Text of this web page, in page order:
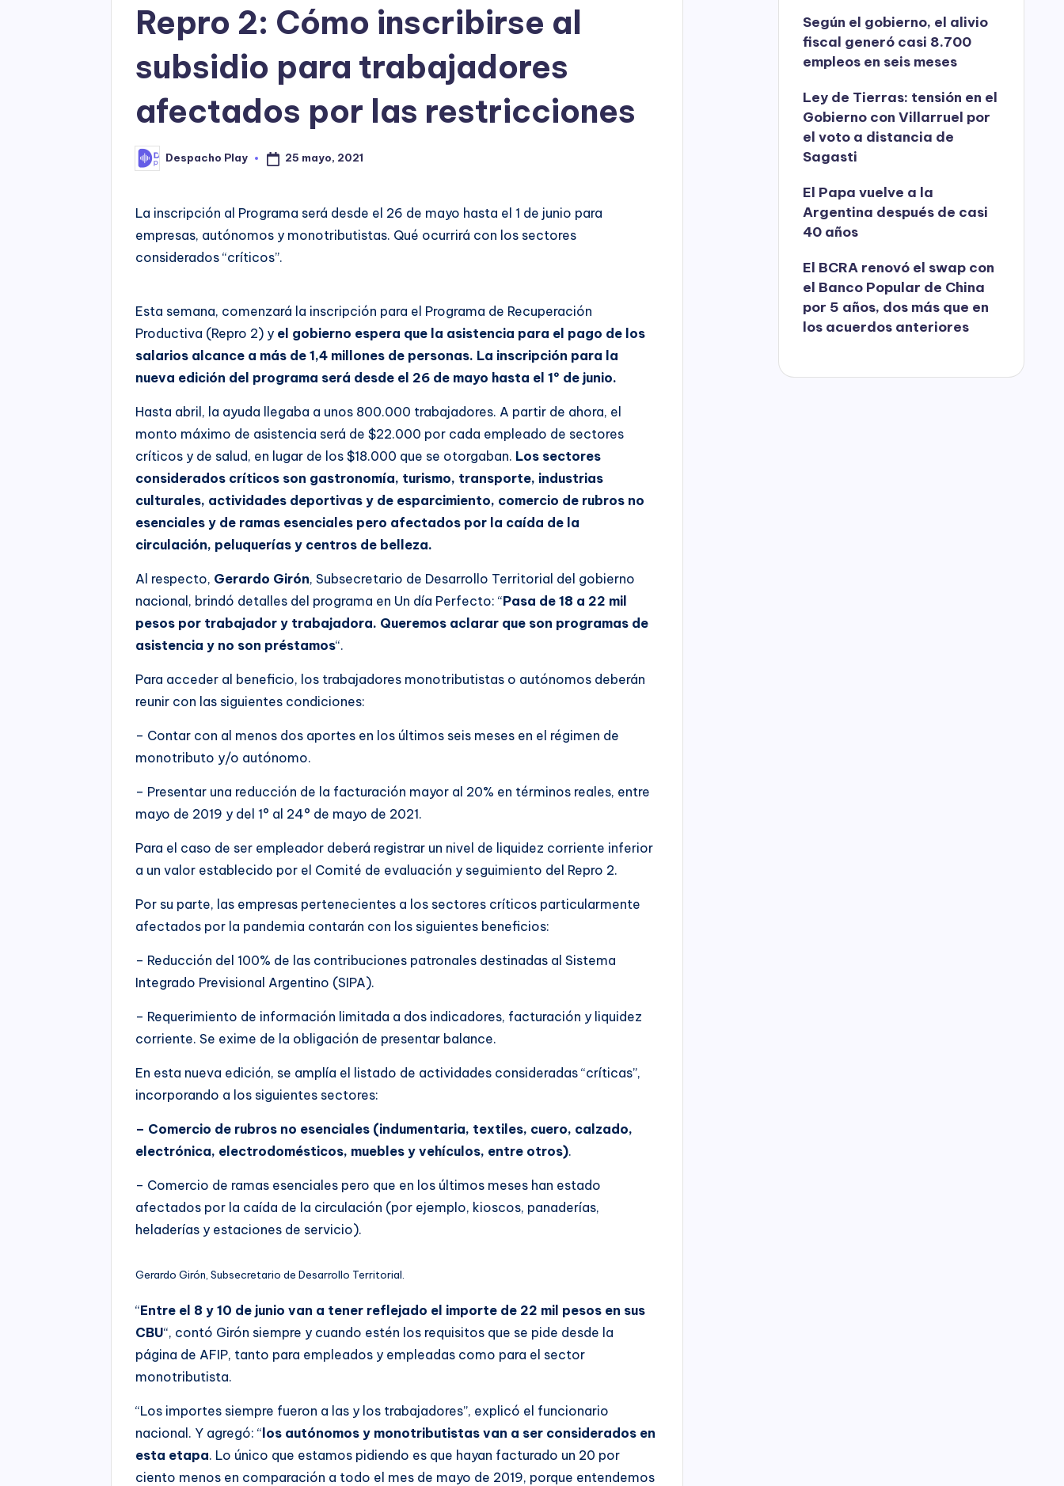
o
P
l
Repro 2: Cómo inscribirse al
subsidio para trabajadores
afectados por las restricciones
Posted
by
Despacho Play 25 mayo, 2021
La inscripción al Programa será desde el 26 de mayo hasta el 1 de junio para
empresas, autónomos y monotributistas. Qué ocurrirá con los sectores
considerados “críticos”.
Esta semana, comenzará la inscripción para el Programa de Recuperación
Productiva (Repro 2) y el gobierno espera que la asistencia para el pago de los
salarios alcance a más de 1,4 millones de personas. La inscripción para la
nueva edición del programa será desde el 26 de mayo hasta el 1º de junio.
Hasta abril, la ayuda llegaba a unos 800.000 trabajadores. A partir de ahora, el
monto máximo de asistencia será de $22.000 por cada empleado de sectores
críticos y de salud, en lugar de los $18.000 que se otorgaban. Los sectores
considerados críticos son gastronomía, turismo, transporte, industrias
culturales, actividades deportivas y de esparcimiento, comercio de rubros no
esenciales y de ramas esenciales pero afectados por la caída de la
circulación, peluquerías y centros de belleza.
Al respecto, Gerardo Girón, Subsecretario de Desarrollo Territorial del gobierno
nacional, brindó detalles del programa en Un día Perfecto: “Pasa de 18 a 22 mil
pesos por trabajador y trabajadora. Queremos aclarar que son programas de
asistencia y no son préstamos“.
Para acceder al beneficio, los trabajadores monotributistas o autónomos deberán
reunir con las siguientes condiciones:
– Contar con al menos dos aportes en los últimos seis meses en el régimen de
monotributo y/o autónomo.
– Presentar una reducción de la facturación mayor al 20% en términos reales, entre
mayo de 2019 y del 1° al 24° de mayo de 2021.
Para el caso de ser empleador deberá registrar un nivel de liquidez corriente inferior
a un valor establecido por el Comité de evaluación y seguimiento del Repro 2.
Por su parte, las empresas pertenecientes a los sectores críticos particularmente
afectados por la pandemia contarán con los siguientes beneficios:
– Reducción del 100% de las contribuciones patronales destinadas al Sistema
Integrado Previsional Argentino (SIPA).
– Requerimiento de información limitada a dos indicadores, facturación y liquidez
corriente. Se exime de la obligación de presentar balance.
En esta nueva edición, se amplía el listado de actividades consideradas “críticas”,
incorporando a los siguientes sectores:
– Comercio de rubros no esenciales (indumentaria, textiles, cuero, calzado,
electrónica, electrodomésticos, muebles y vehículos, entre otros).
– Comercio de ramas esenciales pero que en los últimos meses han estado
afectados por la caída de la circulación (por ejemplo, kioscos, panaderías,
heladerías y estaciones de servicio).
Gerardo Girón, Subsecretario de Desarrollo Territorial.
“Entre el 8 y 10 de junio van a tener reflejado el importe de 22 mil pesos en sus
CBU“, contó Girón siempre y cuando estén los requisitos que se pide desde la
página de AFIP, tanto para empleados y empleadas como para el sector
monotributista.
“Los importes siempre fueron a las y los trabajadores”, explicó el funcionario
nacional. Y agregó: “los autónomos y monotributistas van a ser considerados en
esta etapa. Lo único que estamos pidiendo es que hayan facturado un 20 por
ciento menos en comparación a todo el mes de mayo de 2019, porque entendemos
Según el gobierno, el alivio
fiscal generó casi 8.700
empleos en seis meses
Ley de Tierras: tensión en el
Gobierno con Villarruel por
el voto a distancia de
Sagasti
El Papa vuelve a la
Argentina después de casi
40 años
El BCRA renovó el swap con
el Banco Popular de China
por 5 años, dos más que en
los acuerdos anteriores